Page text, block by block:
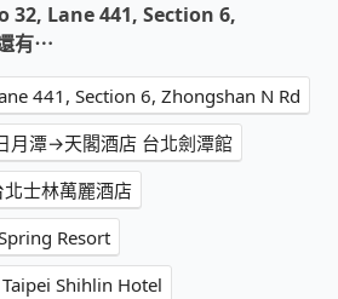
32, Lane 441, Section 6,
有⋯
441, Section 6, Zhongshan N Rd
月潭→天閣酒店 台北劍潭館
士林萬麗酒店
Resort
Shihlin Hotel